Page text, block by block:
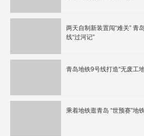
两天自制新装置闯“难关” 青
线“过河记”
青岛地铁9号线打造“无废工
乘着地铁逛青岛 “世